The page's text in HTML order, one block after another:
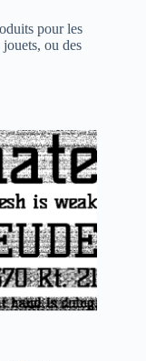
pour les
jouets, ou des